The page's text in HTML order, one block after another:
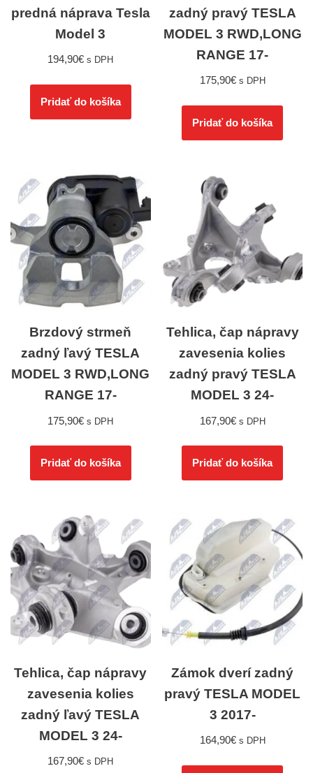
predná náprava Tesla
Model 3
194,90€ s DPH
Pridať do košíka
zadný pravý TESLA
MODEL 3 RWD,LONG
RANGE 17-
175,90€ s DPH
Pridať do košíka
Brzdový strmeň
zadný ľavý TESLA
MODEL 3 RWD,LONG
RANGE 17-
175,90€ s DPH
Pridať do košíka
Tehlica, čap nápravy
zavesenia kolies
zadný pravý TESLA
MODEL 3 24-
167,90€ s DPH
Pridať do košíka
Tehlica, čap nápravy
zavesenia kolies
zadný ľavý TESLA
MODEL 3 24-
167,90€ s DPH
Zámok dverí zadný
pravý TESLA MODEL
3 2017-
164,90€ s DPH